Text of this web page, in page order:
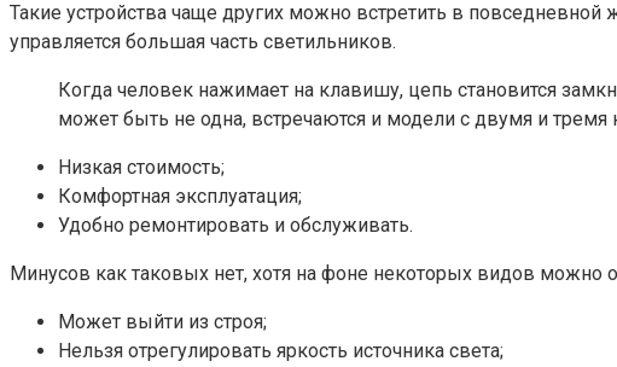
Такие устройства чаще других можно встретить в
управляется большая часть светильников.
Когда человек нажимает на клавишу, цепь становится
может быть не одна, встречаются и модели с двумя и
Низкая стоимость;
Комфортная эксплуатация;
Удобно ремонтировать и обслуживать.
Минусов как таковых нет, хотя на фоне некоторых видов можно
Может выйти из строя;
Нельзя отрегулировать яркость источника света;